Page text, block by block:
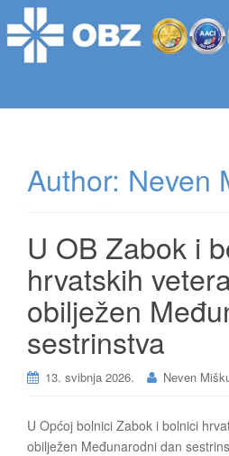
Author: Neven
U OB Zabok i
hrvatskih
obilježen
sestrinstva
13. svibnja 2026. Neven
U Općoj bolnici Zabok i bolnici
obilježen Međunarodni dan